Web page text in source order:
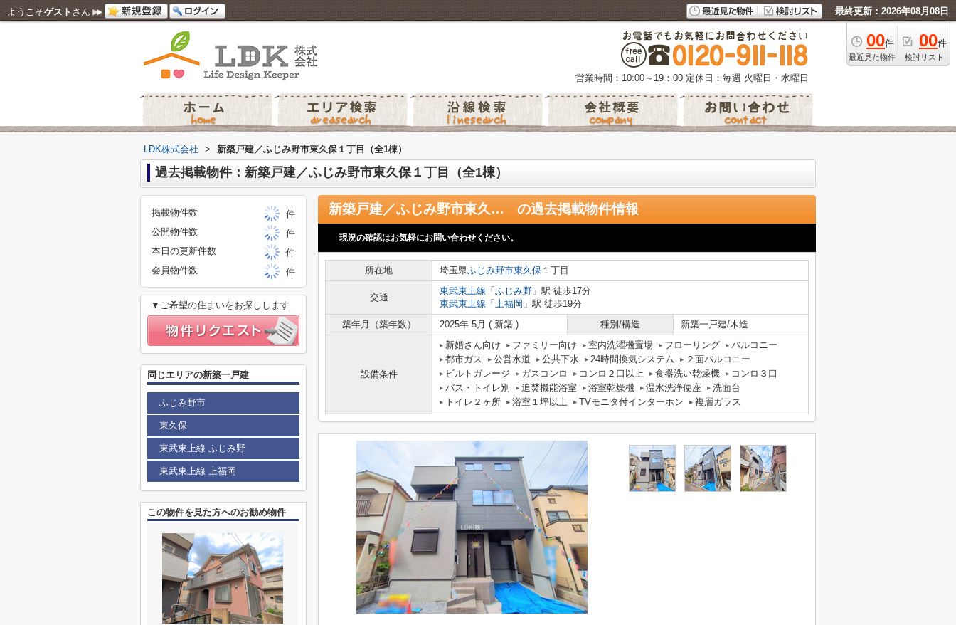
ようこそゲスト さん 最終更新：2026年08月08日
00件
最近見た物件
00件
検討リスト
営業時間：10:00～19：00 定休日：毎週 火曜日・水曜日
LDK株式会社 > 新築戸建／ふじみ野市東久保１丁目（全1棟）
過去掲載物件：新築戸建／ふじみ野市東久保１丁目（全1棟）
新築戸建／ふじみ野市東久保１丁目（全1棟） の過去掲載物件情報
現況の確認はお気軽にお問い合わせください。
所在地 埼玉県ふじみ野市東久保 １丁目
交通
東武東上線 「 ふじみ野 」駅 徒歩17分
東武東上線 「 上福岡 」駅 徒歩19分
築年月（築年数）
2025年 5月 ( 新築 ) 種別/構造 新築一戸建/木造
設備条件
新婚さん向け ファミリー向け 室内洗濯機置場 フローリング
バルコニー
都市ガス
公営水道 公共下水 24時間換気システム
２面バルコニー
ビルトガレージ
ガスコンロ コンロ２口以上 食器洗い乾燥機
コンロ３口
バス・トイレ別
追焚機能浴室 浴室乾燥機 温水洗浄便座
洗面台
トイレ２ヶ所
浴室１坪以上 TVモニタ付インターホン 複層ガラス
掲載物件数
件
公開物件数
件
本日の更新件数
件
会員物件数
件
▼ご希望の住まいをお探しします
同じエリアの新築一戸建
ふじみ野市
東久保
東武東上線 ふじみ野
東武東上線 上福岡
この物件を見た方へのお勧め物件